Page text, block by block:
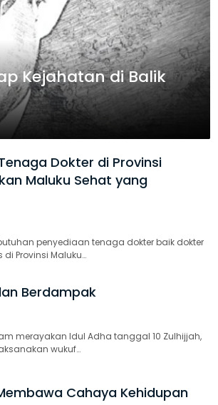
Kejahatan di Balik
Dokter di Provinsi
Maluku Sehat yang
Kebutuhan penyediaan tenaga dokter baik dokter
Provinsi Maluku…
Berdampak
merayakan Idul Adha tanggal 10 Zulhijjah,
wukuf…
Cahaya Kehidupan